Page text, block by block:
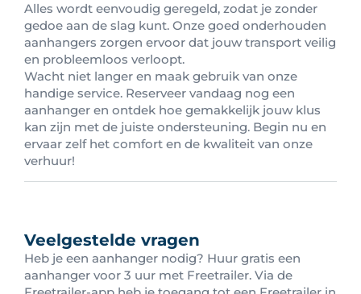
Alles wordt eenvoudig geregeld, zodat je zonder
gedoe aan de slag kunt. Onze goed onderhouden
aanhangers zorgen ervoor dat jouw transport veilig
en probleemloos verloopt.
Wacht niet langer en maak gebruik van onze
handige service. Reserveer vandaag nog een
aanhanger en ontdek hoe gemakkelijk jouw klus
kan zijn met de juiste ondersteuning. Begin nu en
ervaar zelf het comfort en de kwaliteit van onze
verhuur!
Veelgestelde vragen
Heb je een aanhanger nodig? Huur gratis een
aanhanger voor 3 uur met Freetrailer. Via de